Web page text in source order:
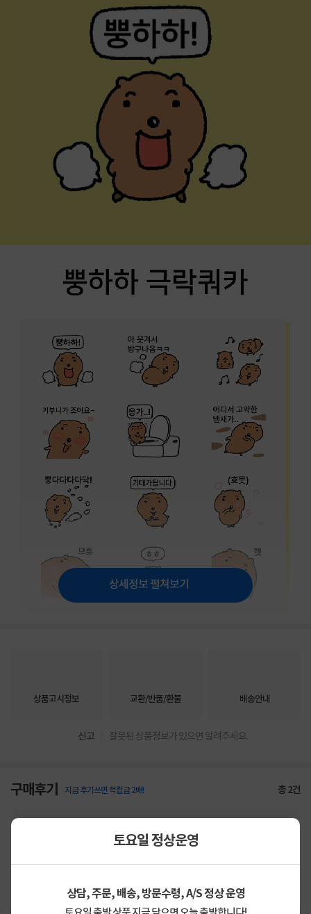
토요일 정상운영
상담, 주문, 배송, 방문수령, A/S 정상 운영
상세정보 펼쳐보기
상품고시정보 교환/반품/환불 배송안내
신고 잘못된 상품정보가 있으면 알려주세요.
구매후기 지금 후기쓰면 적립금 2배! 총2건
상품 만족해요
합리적이에요
배송
빨라요 100%